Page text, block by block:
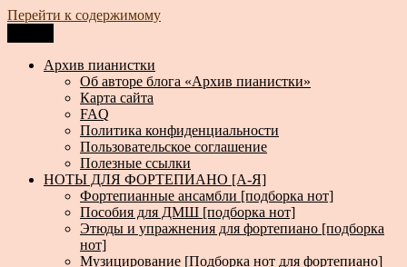
Перейти к содержимому
Архив пианистки
Всё для пианистов: ноты, книги, музыка, статьи…
Архив пианистки
Об авторе блога «Архив пианистки»
Карта сайта
FAQ
Политика конфиденциальности
Пользовательское соглашение
Полезные ссылки
НОТЫ ДЛЯ ФОРТЕПИАНО [А-Я]
Фортепианные ансамбли [подборка нот]
Пособия для ДМШ [подборка нот]
Этюды и упражнения для фортепиано [подборка
нот]
Музицирование [Подборка нот для фортепиано]